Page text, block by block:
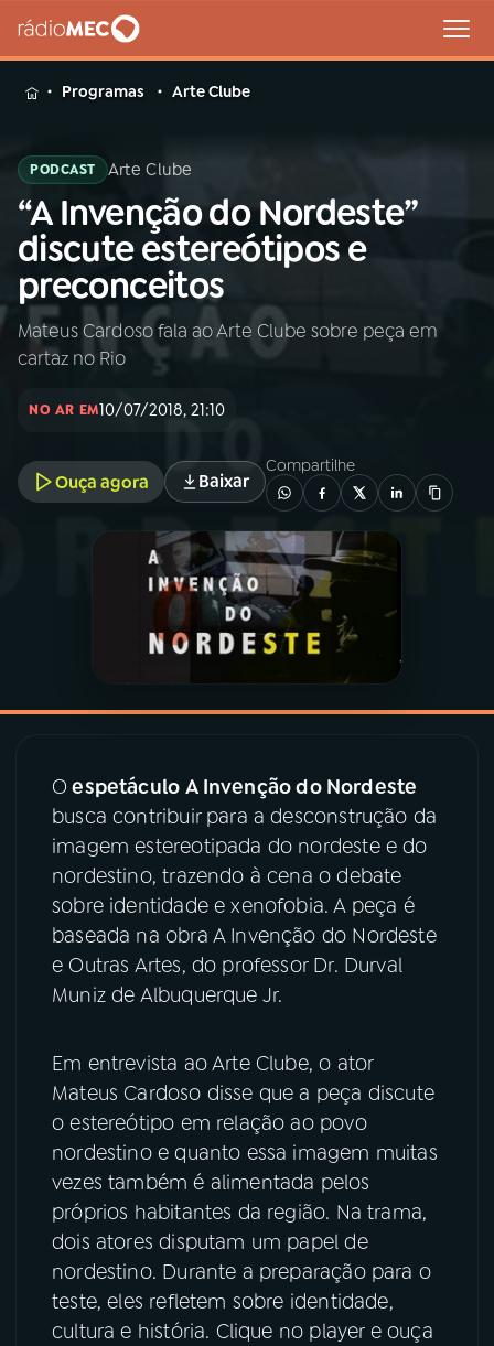
MENU
Buscar
na
Rádio
MEC
Buscar
Início AO VIVO
INÍCIO
A RÁDIO
PROGRAMAÇÃO
PROGRAMAS
ÚLTIMAS
08PRÊMIO RÁDIO MEC
ACOMPANHE A RÁDIO MEC
Instagram X
TikTok
Programas Arte Clube
PODCAST Arte Clube
“A Invenção do Nordeste”
discute estereótipos e
preconceitos
Mateus Cardoso fala ao Arte Clube sobre peça em
cartaz no Rio
NO AR EM10/07/2018, 21:10
Ouça agora Baixar
Compartilhe
Oespetáculo A Invenção do Nordeste
busca contribuir para a desconstrução da
imagem estereotipada do nordeste e do
nordestino, trazendo à cena o debate
sobre identidade e xenofobia. A peça é
baseada na obra A Invenção do Nordeste
e Outras Artes, do professor Dr. Durval
Muniz de Albuquerque Jr.
Em entrevista ao Arte Clube, o ator
Mateus Cardoso disse que a peça discute
o estereótipo em relação ao povo
nordestino e quanto essa imagem muitas
vezes também é alimentada pelos
próprios habitantes da região. Na trama,
dois atores disputam um papel de
nordestino. Durante a preparação para o
teste, eles refletem sobre identidade,
cultura e história. Clique no player e ouça